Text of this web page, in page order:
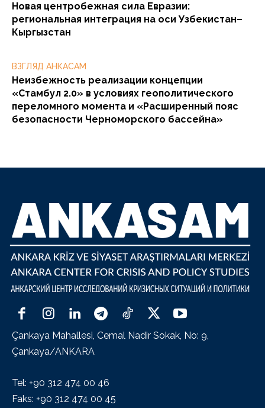
Новая центробежная сила Евразии:
региональная интеграция на оси Узбекистан–
Кыргызстан
ВЗГЛЯД АНКАСАМ
Неизбежность реализации концепции
«Стамбул 2.0» в условиях геополитического
переломного момента и «Расширенный пояс
безопасности Черноморского бассейна»
Çankaya Mahallesi, Cemal Nadir Sokak, No: 9,
Çankaya/ANKARA
Tel: +90 312 474 00 46
Faks: +90 312 474 00 45